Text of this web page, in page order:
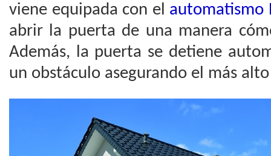
viene equipada con el automatismo
abrir la puerta de una manera
Además, la puerta se detiene
un obstáculo asegurando el más